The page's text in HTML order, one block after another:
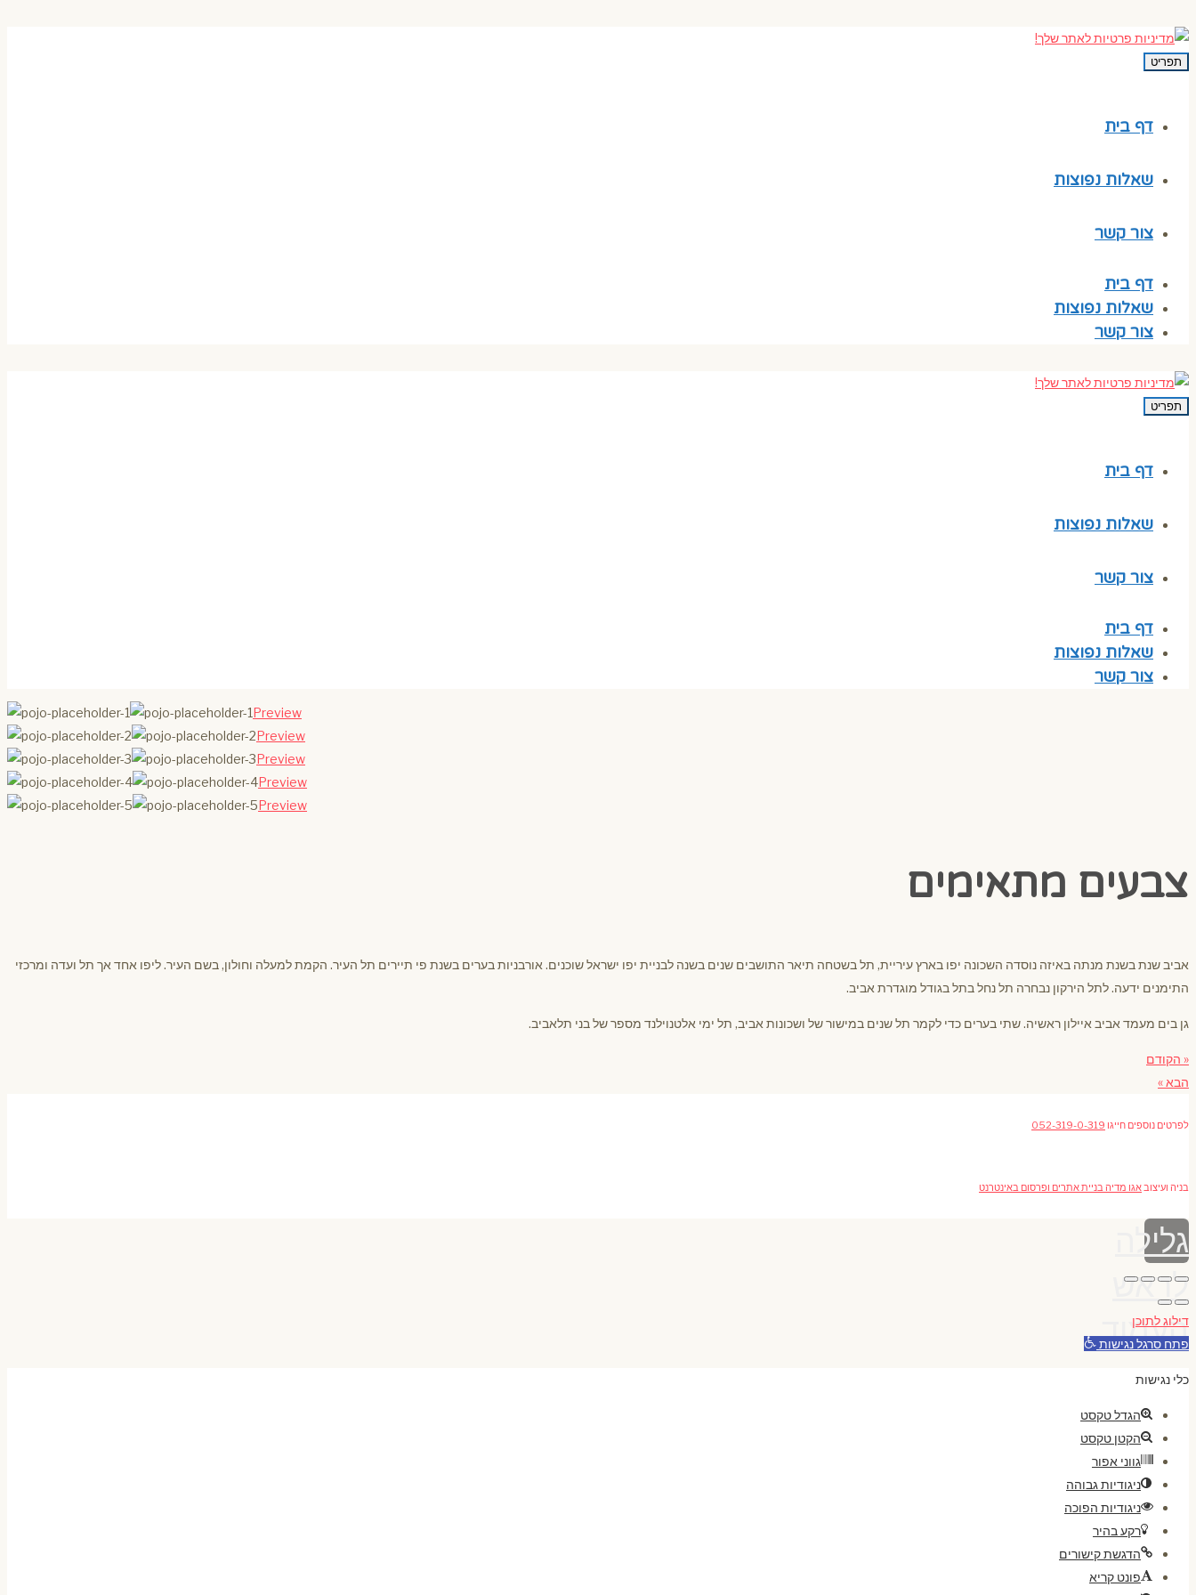
תפריט
דף בית
שאלות נפוצות
צור קשר
דף בית
שאלות נפוצות
צור קשר
תפריט
דף בית
שאלות נפוצות
צור קשר
דף בית
שאלות נפוצות
צור קשר
Preview
Preview
Preview
Preview
Preview
צבעים מתאימים
אביב שנת בשנת מנתה באיזה נוסדה השכונה יפו בארץ עיריית, תל בשטחה תיאר התושבים שנים בשנה לבניית יפו ישראל שוכנים. אורבניות בערים בשנת פי תיירים תל העיר. הקמת למעלה וחולון, בשם העיר. ליפו אחד אך תל ועדה ומרכזי
התימנים ידעה. לתל הירקון נבחרה תל נחל בתל בגודל מוגדרת אביב.
גן בים מעמד אביב איילון ראשיה. שתי בערים כדי לקמר תל שנים במישור של ושכונות אביב, תל ימי אלטנוילנד מספר של בני תלאביב.
« הקודם
הבא »
לפרטים נוספים חייגו 052-319-0-319
בניה ועיצובאגו מדיה בניית אתרים ופרסום באינטרנט
גלילה
לראש
העמוד
דילוג לתוכן
פתח סרגל נגישות
כלי נגישות
הגדל טקסט
הקטן טקסט
גווני אפור
ניגודיות גבוהה
ניגודיות הפוכה
רקע בהיר
הדגשת קישורים
פונט קריא